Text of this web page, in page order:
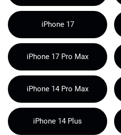
iPhone 17
iPhone 17 Pro Max
iPhone 14 Pro Max
iPhone 14 Plus